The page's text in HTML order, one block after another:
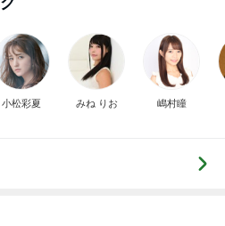
小松彩夏 みね りお 嶋村瞳